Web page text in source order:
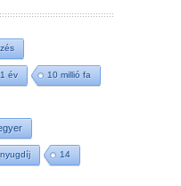
1 év 10 millió fa
14